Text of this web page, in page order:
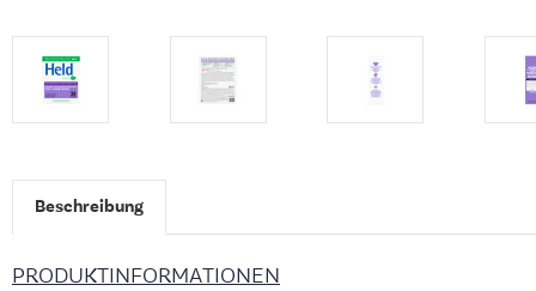
Beschreibung
PRODUKTINFORMATIONEN